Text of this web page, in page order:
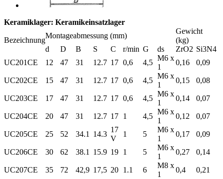
Keramiklager: Keramikeinsatzlager
Bezeichnung
Montageabmessung (mm)
Gewicht
(kg)
d
D B S C r/min G ds ZrO2 Si3N4
UC201CE
12 47 31 12.7 17 0,6 4,5
M6 x
1
0,16 0,09
UC202CE 15 47 31 12.7 17 0,6 4,5
M6 x
1
0,15 0,08
UC203CE 17 47 31 12.7 17 0,6 4,5
M6 x
1
0,14 0,07
UC204CE 20 47 31 12.7 17 1 4,5
M6 x
1
0,12 0,07
UC205CE 25 52 34.1 14.3
17
V
1 5
M6 x
1
0,17 0,09
UC206CE 30 62 38.1 15.9 19 1 5
M6 x
1
0,27 0,14
UC207CE 35 72 42,9 17,5 20 1.1 6
M8 x
1
0,4 0,21